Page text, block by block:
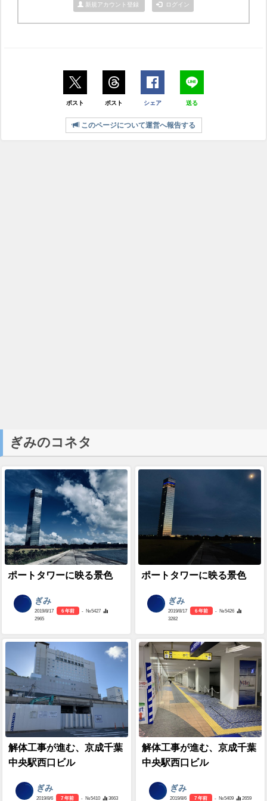
新規アカウント登録 ログイン
ポスト ポスト シェア 送る
このページについて運営へ報告する
ぎみのコネタ
ポートタワーに映る景色
ぎみ
2019/8/17 6 年前
- №5427
2965
ポートタワーに映る景色
ぎみ
2019/8/17 6 年前
- №5426
3282
解体工事が進む、京成千葉
中央駅西口ビル
ぎみ
2019/8/6 7 年前 - №5410 3663
解体工事が進む、京成千葉
中央駅西口ビル
ぎみ
2019/8/6 7 年前 - №5409 2659